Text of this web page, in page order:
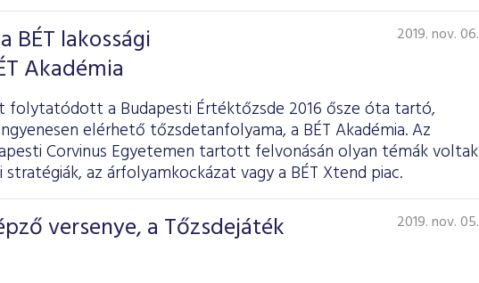
lakossági
Akadémia
2019. nov. 06.
a Budapesti Értéktőzsde 2016 ősze óta tartó,
elérhető tőzsdetanfolyama, a BÉT Akadémia. Az
Corvinus Egyetemen tartott felvonásán olyan témák voltak
az árfolyamkockázat vagy a BÉT Xtend piac.
versenye, a Tőzsdejáték
2019. nov. 05.